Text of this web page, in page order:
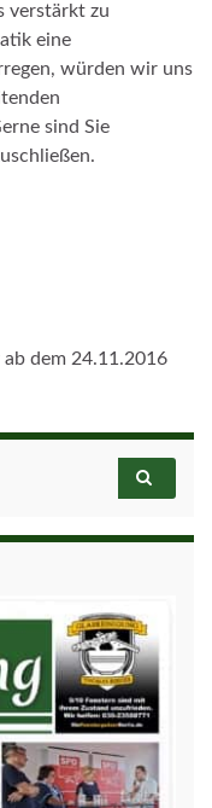
verstärkt zu
eine
würden wir uns
sind Sie
ab dem 24.11.2016